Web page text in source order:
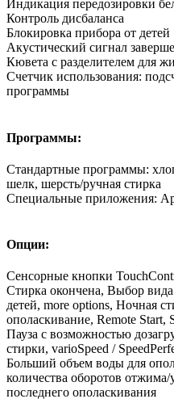
Индикация передозировки
Контроль дисбаланса
Блокировка прибора от детей
Акустический сигнал
Кювета с разделителем для
Счетчик использования:
программы
Программы:
Стандартные программы:
шелк, шерсть/ручная стирка
Специальные приложения:
Опции:
Сенсорные кнопки
Стирка окончена, Выбор
детей, more options, Ночная
ополаскивание, Remote Start,
Пауза с возможностью
стирки, varioSpeed /
Больший объем воды для
количества оборотов
последнего ополаскивания